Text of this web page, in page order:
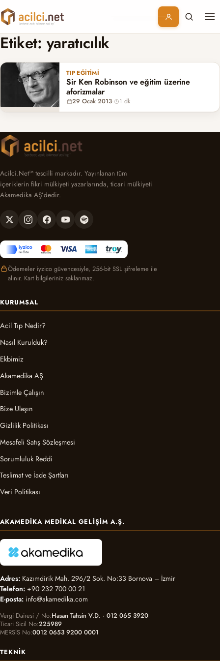
Branşlar
Konular
Kurumsal
Etiket: yaratıcılık
TIP EĞITIMI
Sir Ken Robinson ve eğitim üzerine
aforizmalar
29 Ocak 2013· 1 dk
Acilci.Net™ tescilli markadır. Yayınlanan tüm
içeriklerin fikri mülkiyeti yazarlarında, ticari mülkiyeti
Akamedika AŞ’dedir.
Ödemeler iyzico güvencesiyle, 256-bit SSL şifreleme ile
alınır. Kart bilgileriniz saklanmaz.
KURUMSAL
Acil Tıp Nedir?
Nasıl Kurulduk?
Ekbimiz
Akamedika AŞ
Bizimle Çalışın
Bize Ulaşın
Gizlilik Politikası
Mesafeli Satış Sözleşmesi
Sorumluluk Reddi
Teslimat ve İade Şartları
Veri Politikası
AKAMEDIKA MEDIKAL GELIŞIM A.Ş.
Adres: Kazımdirik Mah. 296/2 Sok. No:33 Bornova – İzmir
Telefon: +90 232 700 00 21
E-posta: info@akamedika.com
Vergi Dairesi / No Hasan Tahsin V.D. · 012 065 3920
Ticari Sicil No 225989
MERSİS No 0012 0653 9200 0001
TEKNIK